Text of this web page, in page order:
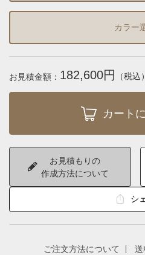
カラー
お見積金額： 182,600円 （税込）
お見積もりの
作成方法について
シ
ご注文方法について 送